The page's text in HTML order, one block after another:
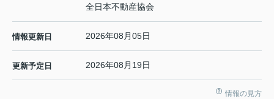
全日本不動産協会
情報更新日 2026年08月05日
更新予定日 2026年08月19日
情報の見方